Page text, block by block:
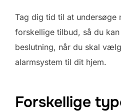
Tag dig tid til at undersøge
forskellige tilbud, så du
beslutning, når du skal
alarmsystem til dit hjem.
Forskellige